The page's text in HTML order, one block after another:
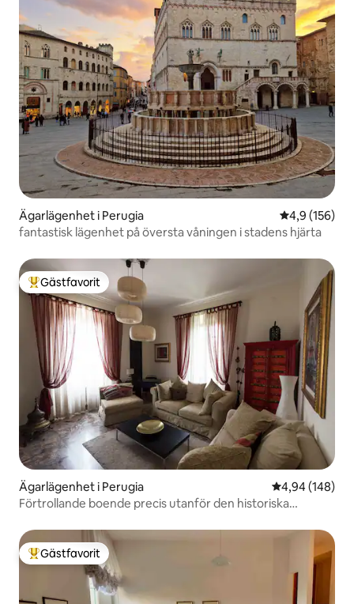
Ägarlägenhet i Perugia 4,9 av 5 i
4,9 (156)
fantastisk lägenhet på översta våningen i stadens hjärta
Populär gästfavorit
Gästfavorit
Ägarlägenhet i Perugia 4,94 av 5 i
4,94 (148)
Förtrollande boende precis utanför den historiska
Populär gästfavorit
Gästfavorit